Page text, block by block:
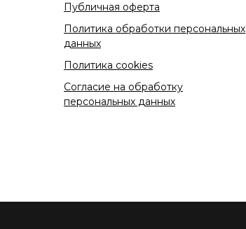
Публичная оферта
Политика обработки персональных
данных
Политика cookies
Согласие на обработку
персональных данных